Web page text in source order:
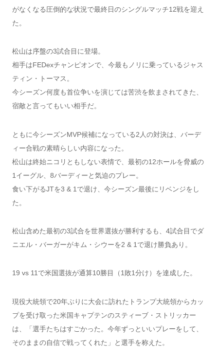
がなくなる圧倒的な状況で最終日のシングルマッチ12戦を迎え
た。
松山は序盤の3試合目に登場。
相手はFEDexチャンピオンで、今最もノリに乗っているジャス
ティン・トーマス。
今シーズン何度も首位争いを演じては苦渋を飲まされてきた、
宿敵と言ってもいい相手だ。
ともに今シーズンMVP候補になっている2人の対決は、バーデ
ィー合戦の素晴らしい内容になった。
松山は終始ニコリともしない表情で、最初の12ホールを脅威の
1イーグル、8バーディーと気迫のプレー。
食い下がるJTを3 & 1で退け、今シーズン最後にリベンジをし
た。
松山含めた最初の3試合を世界選抜が勝利するも、4試合目でダ
ニエル・バーガーがキム・シウーを2 & 1で退け勝負あり。
19 vs 11で米国選抜が通算10勝目（1敗1分け）を達成した。
現役大統領で20年ぶりに大会に訪れたトランプ大統領からカッ
プを受け取った米国キャプテンのスティーブ・ストリッカー
は、「選手たちはすごかった。今年ずっといいプレーをして、
そのままの自信で戦ってくれた」と選手を称えた。